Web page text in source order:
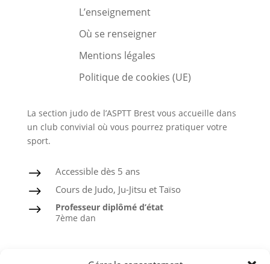
L’enseignement
Où se renseigner
Mentions légales
Politique de cookies (UE)
La section judo de l’ASPTT Brest vous accueille dans
un club convivial où vous pourrez pratiquer votre
sport.
$ Accessible dès 5 ans
$ Cours de Judo, Ju-Jitsu et Taïso
$
Professeur diplômé d’état
7ème dan